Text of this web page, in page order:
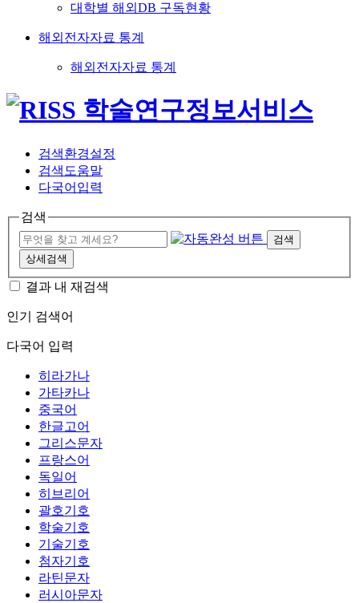
대학별 해외DB 구독현황
해외전자자료 통계
해외전자자료 통계
검색환경설정
검색도움말
다국어입력
검색
검색
상세검색
결과 내 재검색
인기 검색어
다국어 입력
히라가나
가타카나
중국어
한글고어
그리스문자
프랑스어
독일어
히브리어
괄호기호
학술기호
기술기호
첨자기호
라틴문자
러시아문자